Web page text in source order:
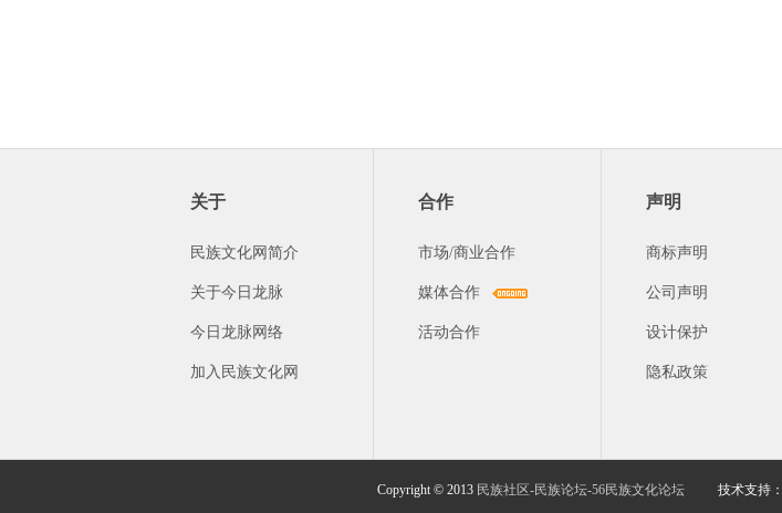
关于
民族文化网简介
关于今日龙脉
今日龙脉网络
加入民族文化网
合作
市场/商业合作
媒体合作
活动合作
声明
商标声明
公司声明
设计保护
隐私政策
Copyright © 2013 民族社区-民族论坛-56民族文化论坛 技术支持：